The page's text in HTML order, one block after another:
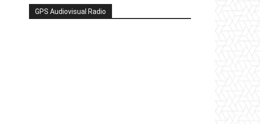
GPS Audiovisual Radio